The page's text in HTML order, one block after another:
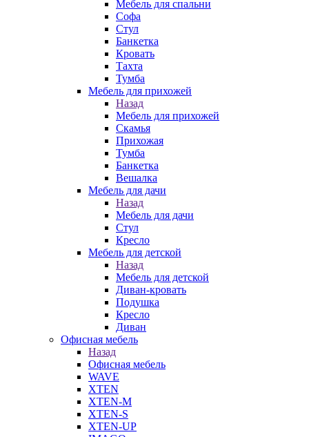
Мебель для спальни
Софа
Стул
Банкетка
Кровать
Тахта
Тумба
Мебель для прихожей
Назад
Мебель для прихожей
Скамья
Прихожая
Тумба
Банкетка
Вешалка
Мебель для дачи
Назад
Мебель для дачи
Стул
Кресло
Мебель для детской
Назад
Мебель для детской
Диван-кровать
Подушка
Кресло
Диван
Офисная мебель
Назад
Офисная мебель
WAVE
XTEN
XTEN-M
XTEN-S
XTEN-UP